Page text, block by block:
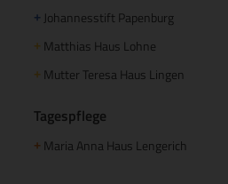
+ Johannesstift Papenburg
+ Matthias Haus Lohne
+ Mutter Teresa Haus Lingen
Tagespflege
+ Maria Anna Haus Lengerich